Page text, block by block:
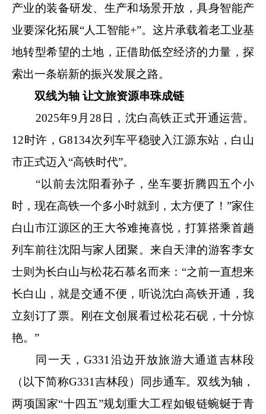
产业的装备研发、生产和场景开放，具身智能产
业要深化拓展“人工智能+”。这片承载着老工业基
地转型希望的土地，正借助低空经济的力量，探
索出一条崭新的振兴发展之路。
双线为轴 让文旅资源串珠成链
2025年9月28日，沈白高铁正式开通运营。
12时许，G8134次列车平稳驶入江源东站，白山
市正式迈入“高铁时代”。
“以前去沈阳看孙子，坐车要折腾四五个小
时，现在高铁一个多小时就到，太方便了！”家住
白山市江源区的王大爷难掩喜悦，打算搭乘首趟
列车前往沈阳与家人团聚。来自天津的游客李女
士则为长白山与松花石慕名而来：“之前一直想来
长白山，就是交通不便，听说沈白高铁开通，我
立刻订了票。刚在文创展看过松花石砚，十分惊
艳。”
同一天，G331沿边开放旅游大通道吉林段
（以下简称G331吉林段）同步通车。双线为轴，
两项国家“十四五”规划重大工程如银链蜿蜒于青